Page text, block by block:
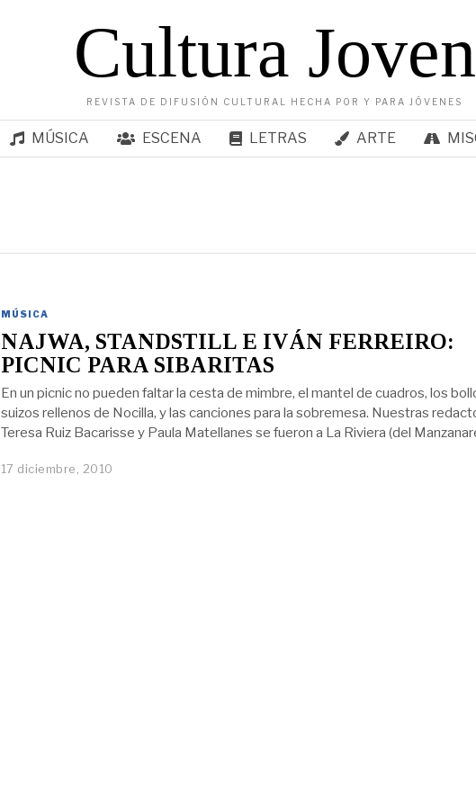
Cultura Joven
REVISTA DE DIFUSIÓN CULTURAL HECHA POR Y PARA JÓVENES
MÚSICA ESCENA LETRAS ARTE
MÚSICA
NAJWA, STANDSTILL E IVÁN FERREIRO:
PICNIC PARA SIBARITAS
En un picnic no pueden faltar la cesta de mimbre, el mantel de cuadros, los
suizos rellenos de Nocilla, y las canciones para la sobremesa. Nuestras
Teresa Ruiz Bacarisse y Paula Matellanes se fueron a La Riviera (del
17 diciembre, 2010